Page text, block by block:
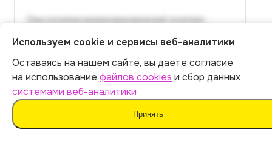
Итог:399р.
Оплатить
Используем cookie и сервисы веб-аналитики
Оставаясь на нашем сайте, вы даете согласие
на использование файлов cookies и сбор данных
системами веб-аналитики
Принять